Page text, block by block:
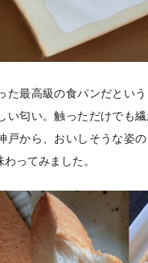
た最高級の食パンだとい
い匂い。触っただけでも
戸から、おいしそうな姿
ってみました。